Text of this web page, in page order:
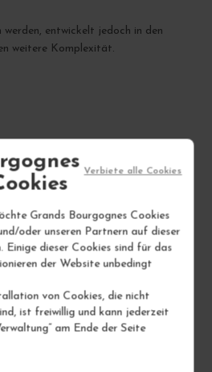
Grands Bourgognes Cookies
oder unseren Partnern auf dieser
Einige dieser Cookies sind für das
der Website unbedingt
von Cookies, die nicht
ist freiwillig und kann jederzeit
am Ende der Seite
Verbiete alle Cookies
werden, entwickelt jedoch in den
weitere Komplexität.
FAVORIT